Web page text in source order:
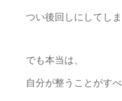
つい後回しにしてしま
でも本当は、
自分が整うことがす